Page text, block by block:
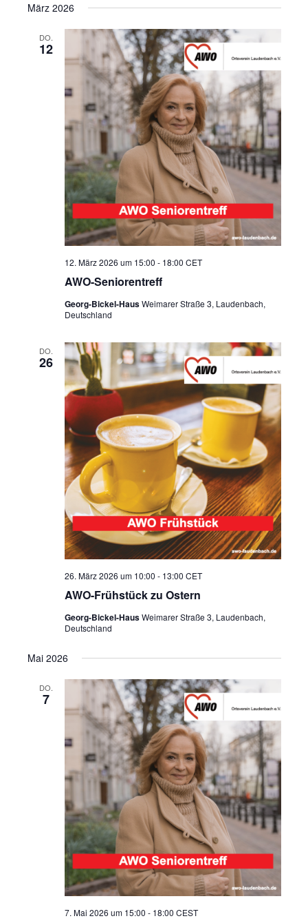
März 2026
DO.
12
AWO-Seniorentreff
12. März 2026 um 15:00 - 18:00 CET
Georg-Bickel-HausWeimarer Straße 3, Laudenbach,
Deutschland
DO.
26
AWO-Frühstück zu Ostern
26. März 2026 um 10:00 - 13:00 CET
Georg-Bickel-HausWeimarer Straße 3, Laudenbach,
Deutschland
Mai 2026
DO.
7
7. Mai 2026 um 15:00 - 18:00 CEST